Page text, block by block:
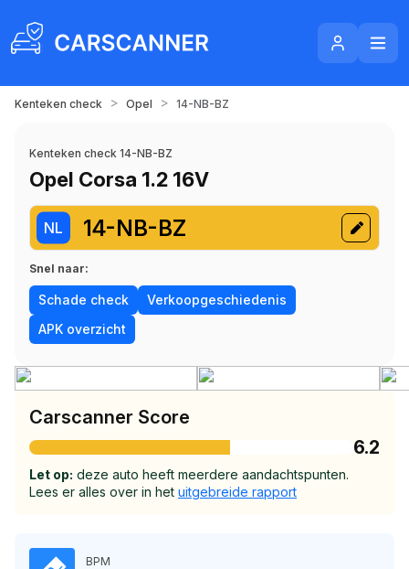
Kenteken check > Opel > 14-NB-BZ
Kenteken check 14-NB-BZ
Opel Corsa 1.2 16V
NL 14-NB-BZ
Snel naar:
Schade check
Verkoopgeschiedenis
APK overzicht
Carscanner Score
6.2
Let op: deze auto heeft meerdere aandachtspunten.
Lees er alles over in het uitgebreide rapport
BPM